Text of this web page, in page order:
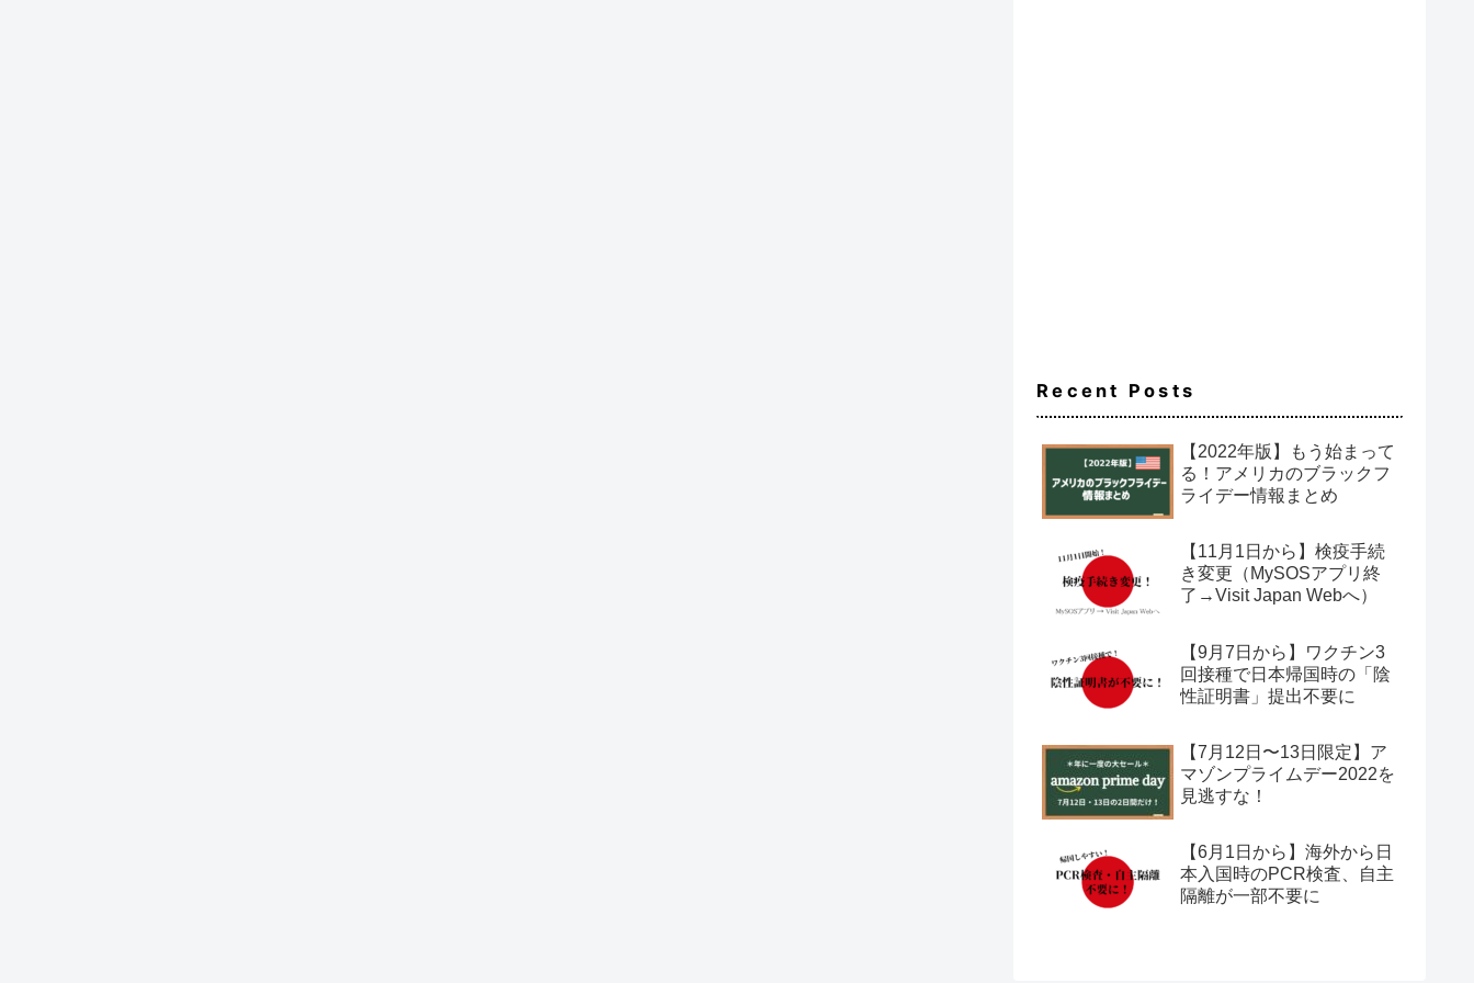
Recent Posts
【2022年版】もう始まって
る！アメリカのブラックフ
ライデー情報まとめ
【11月1日から】検疫手続
き変更（MySOSアプリ終
了→Visit Japan Webへ）
【9月7日から】ワクチン3
回接種で日本帰国時の「陰
性証明書」提出不要に
【7月12日〜13日限定】ア
マゾンプライムデー2022を
見逃すな！
【6月1日から】海外から日
本入国時のPCR検査、自主
隔離が一部不要に